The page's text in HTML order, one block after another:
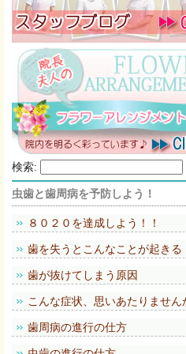
検索:
虫歯と歯周病を予防しよう！
８０２０を達成しよう！！
歯を失うとこんなことが起きる
歯が抜けてしまう原因
こんな症状、思いあたりません
歯周病の進行の仕方